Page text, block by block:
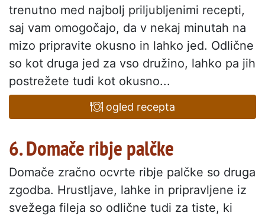
trenutno med najbolj priljubljenimi recepti,
saj vam omogočajo, da v nekaj minutah na
mizo pripravite okusno in lahko jed. Odlične
so kot druga jed za vso družino, lahko pa jih
postrežete tudi kot okusno...
ogled recepta
6. Domače ribje palčke
Domače zračno ocvrte ribje palčke so druga
zgodba. Hrustljave, lahke in pripravljene iz
svežega fileja so odlične tudi za tiste, ki